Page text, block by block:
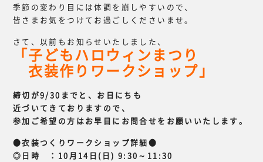
季節の変わり目には体調を崩しやすいので、
皆さまお気をつけてお過ごしくださいませ。
さて、以前もお知らせいたしました、
「子どもハロウィンまつり
衣装作りワークショップ」
締切が9/30までと、お日にちも
近づいてきておりますので、
参加ご希望の方はお早目にお問合せをお願いいたします。
●衣装つくりワークショップ詳細●
◎日時 ：10月14日(日) 9:30～11:30